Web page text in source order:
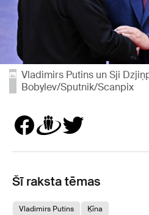
Vladimirs Putins un Sji
Bobylev/Sputnik/Scanpix
Šī raksta tēmas
Vladimirs Putins Ķīna